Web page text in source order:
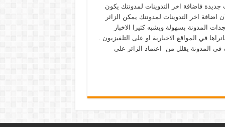
فاضافة اخر التدوينات لمدونتك يكون
اضافة اخر التدوينات لمدونتك يمكن الزائر
المدونة بسهولة ويشبه كثيرا الاخبار
في المواقع الاخبارية او على التلفيزيون .
في المدونة يقلل من اعتماد الزائر على